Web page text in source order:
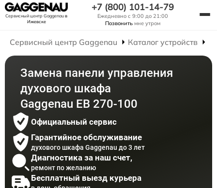
Сервисный центр Gaggenauв
Ижевске
+7 (800) 101-14-79
Ежедневно с 9:00 до 21:00
Позвонить мне утром
Сервисный центр Gaggenau Каталог устройств
Замена панели управления
духового шкафа
Gaggenau EB 270-100
Официальный сервис
Гарантийное обслуживание
духового шкафа Gaggenau до 3 лет
Диагностика за наш счет,
ремонт по желанию
Бесплатный выезд курьера